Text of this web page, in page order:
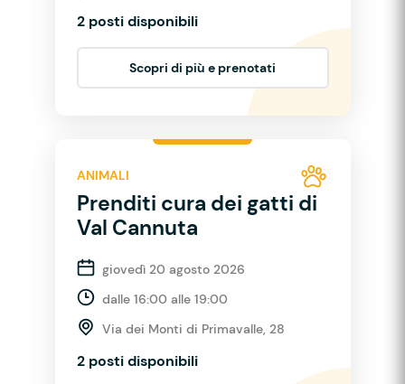
2 posti disponibili
Scopri di più e prenotati
ANIMALI
Prenditi cura dei gatti di
Val Cannuta
giovedì 20 agosto 2026
dalle 16:00 alle 19:00
Via dei Monti di Primavalle, 28
2 posti disponibili